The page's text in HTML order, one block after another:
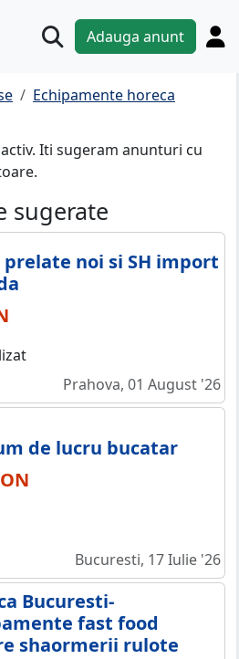
Adauga anunt
Echipamente horeca
Iti sugeram anunturi cu
sugerate
prelate noi si SH import
Prahova, 01 August '26
de lucru bucatar
Bucuresti, 17 Iulie '26
Bucuresti-
fast food
shaormerii rulote